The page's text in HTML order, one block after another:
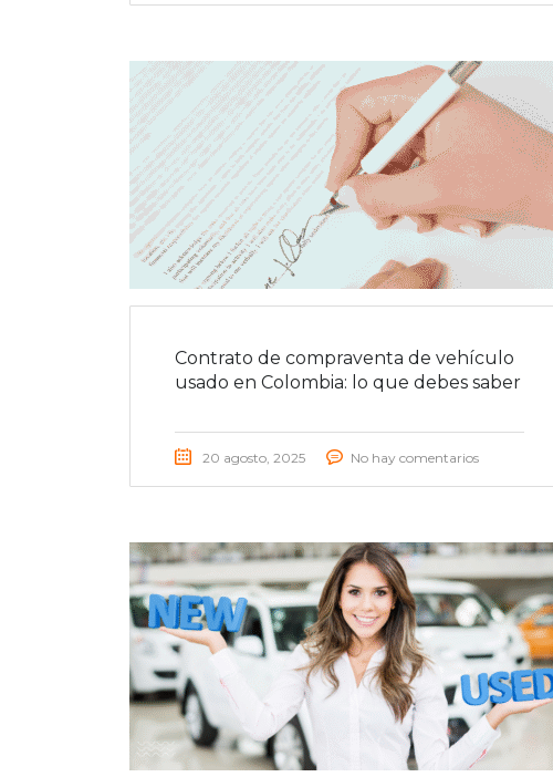
Contrato de compraventa de vehículo
usado en Colombia: lo que debes saber
20 agosto, 2025 No hay comentarios